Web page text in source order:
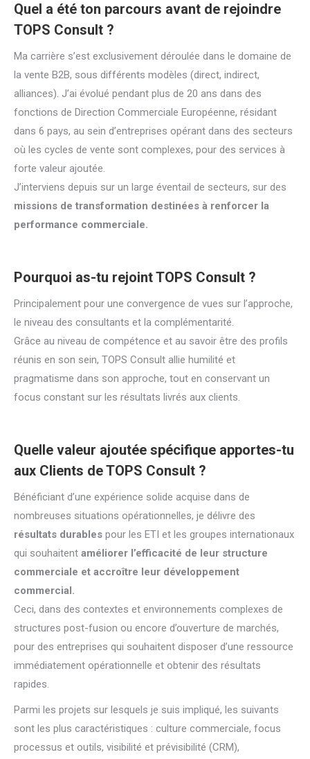
Quel a été ton parcours avant de rejoindre
TOPS Consult ?
Ma carrière s’est exclusivement déroulée dans le domaine de
la vente B2B, sous différents modèles (direct, indirect,
alliances). J’ai évolué pendant plus de 20 ans dans des
fonctions de Direction Commerciale Européenne, résidant
dans 6 pays, au sein d’entreprises opérant dans des secteurs
où les cycles de vente sont complexes, pour des services à
forte valeur ajoutée.
J’interviens depuis sur un large éventail de secteurs, sur des
missions de transformation destinées à renforcer la
performance commerciale.
Pourquoi as-tu rejoint TOPS Consult ?
Principalement pour une convergence de vues sur l’approche,
le niveau des consultants et la complémentarité.
Grâce au niveau de compétence et au savoir être des profils
réunis en son sein, TOPS Consult allie humilité et
pragmatisme dans son approche, tout en conservant un
focus constant sur les résultats livrés aux clients.
Quelle valeur ajoutée spécifique apportes-tu
aux Clients de TOPS Consult ?
Bénéficiant d’une expérience solide acquise dans de
nombreuses situations opérationnelles, je délivre des
résultats durables pour les ETI et les groupes internationaux
qui souhaitent améliorer l’efficacité de leur structure
commerciale et accroître leur développement
commercial.
Ceci, dans des contextes et environnements complexes de
structures post-fusion ou encore d’ouverture de marchés,
pour des entreprises qui souhaitent disposer d’une ressource
immédiatement opérationnelle et obtenir des résultats
rapides.
Parmi les projets sur lesquels je suis impliqué, les suivants
sont les plus caractéristiques : culture commerciale, focus
processus et outils, visibilité et prévisibilité (CRM),